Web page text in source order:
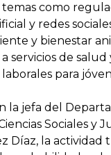
como
y redes
y bienestar
servicios de salud
para
la jefa del
Sociales y
Díaz, la actividad